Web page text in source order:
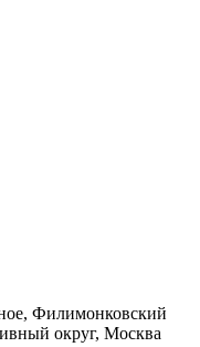
Филимонковский
округ, Москва